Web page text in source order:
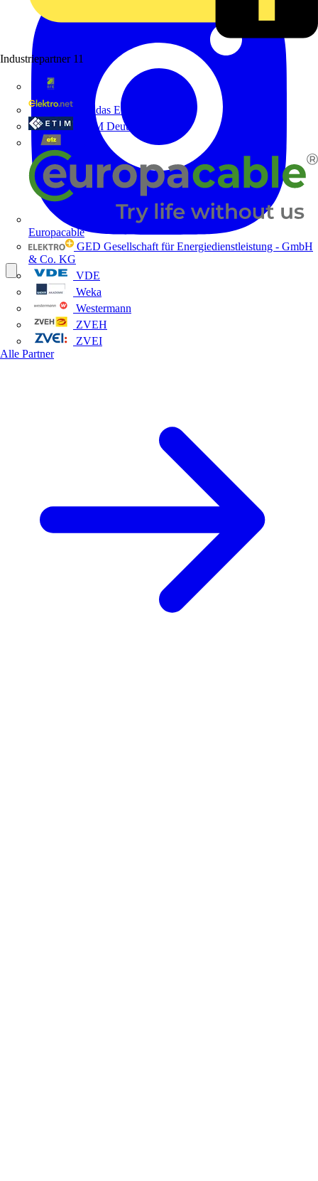
Industriepartner 11
de - das Elektrohandwerk
ETIM Deutschland eV
Europacable
GED Gesellschaft für Energiedienstleistung - GmbH
& Co. KG
VDE
Weka
Westermann
ZVEH
ZVEI
Alle Partner